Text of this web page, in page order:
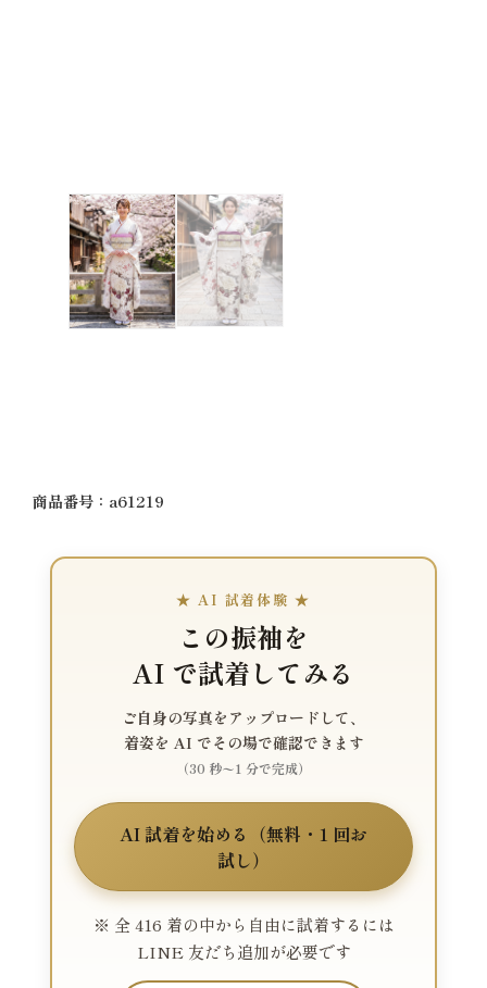
商品番号：a61219
★ AI 試着体験 ★
この振袖を
AI で試着してみる
ご自身の写真をアップロードして、
着姿を AI でその場で確認できます
（30 秒〜1 分で完成）
AI 試着を始める（無料・1 回お
試し）
※ 全 416 着の中から自由に試着するには
LINE 友だち追加が必要です